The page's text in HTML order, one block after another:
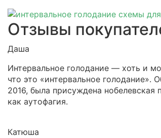
Отзывы
Даша
Интервальное голодание — хоть и
что это «интервальное голодание».
2016, была присуждена
как аутофагия.
Катюша